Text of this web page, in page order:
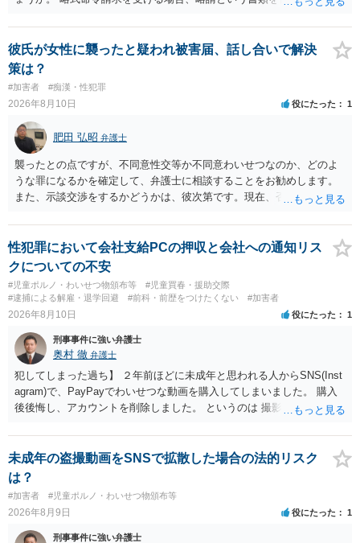
件で略式命令請求を受けた場合、検察庁から罰金の納付書が郵送され
ます。 納付書に連絡先等の記載があるかと思いますので、そちらに連
絡するのも良いかと思います。
彼氏が女性に襲ったと疑われ被害届、話し合いで解決
策は？
#加害者 #痴漢・性犯罪
2026年8月10日 役にたった 1
肥田 弘昭 弁護士
襲ったとの点ですが、不同意性交等か不同意わいせつなのか、どのよ
うな罪になるかを確定して、弁護士に相談することをお勧めします。
また、示談交渉をするかどうかは、彼次第です。現在、否認している
を前提に捜査機関に対する弁護活動を弁護人を選任してすべきかと思
います。ご参考にしてください。
性犯罪において会社支給PCの押収と会社への通知リス
クについての不安
#児童ポルノ・わいせつ物頒布等
#児童買春・援助交際
#逮捕による解雇・退学回避
#前科・前歴をつけたくない #加害者
2026年8月10日 役にたった 1
刑事事件に強い弁護士
奥村 徹 弁護士
犯してしまった過ち】 ２年前ほどに未成年と思われる人からSNS(Inst
agram)で、PayPayでわいせつな動画を購入してしまいました。 購入
後後悔し、アカウントを削除しました。 というのは 撮影済みなら児童
罪・性的姿態撮影罪 16歳未満だと、不同意わいせつ罪（176条3項）
等が検討されます。 罪名によって、会社PCの押収の可能性も変わって
くるでしょう。 一般論としては、 所持罪だけであれば、 弁護士に相
談した上で、実際に使った端末を持って、警察相談に出向いておけば
会社PCまでは押収されないと思います。 不同意わいせつ罪（176条3
項）になると、 自首したとしても、自宅等の捜索差押等が行われる可
能性があります
未成年の盗撮動画をSNSで拡散した場合の法的リスク
は？
#加害者 #児童ポルノ・わいせつ物頒布等
2026年8月9日 役にたった 1
刑事事件に強い弁護士